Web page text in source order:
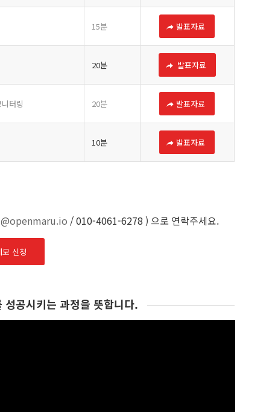
15분 발표자료
20분 발표자료
터링 20분 발표자료
10분 발표자료
/ 010-4061-6278 ) 으로 연락주세요.
신청
공시키는 과정을 뜻합니다.